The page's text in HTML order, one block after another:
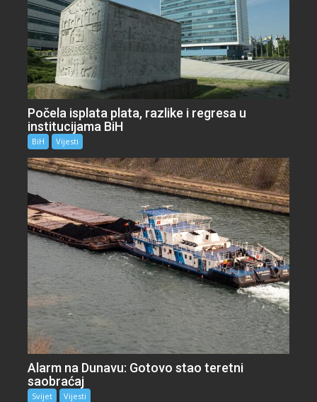
Počela isplata plata, razlike i regresa u
institucijama BiH
BiH Vijesti
Alarm na Dunavu: Gotovo stao teretni
saobraćaj
Svijet Vijesti